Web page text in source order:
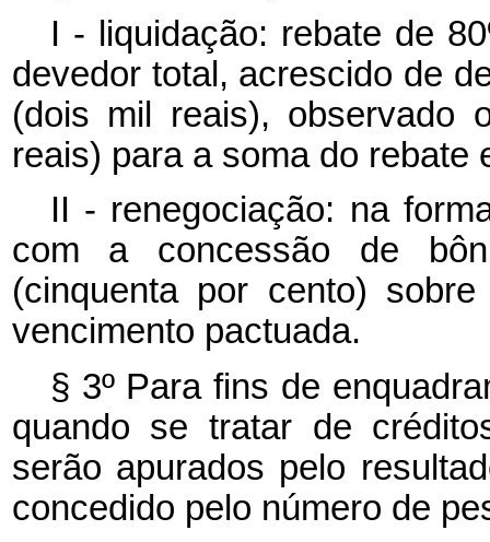
I - liquidação: rebate de
devedor total, acrescido de
(dois mil reais), observado
reais) para a soma do rebate
II - renegociação: na
com a concessão de
(cinquenta por cento)
vencimento pactuada.
§ 3º Para fins de
quando se tratar de
serão apurados pelo
concedido pelo número de